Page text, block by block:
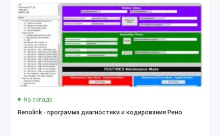
На складе
Renolink - программа диагностики и кодирования Рено